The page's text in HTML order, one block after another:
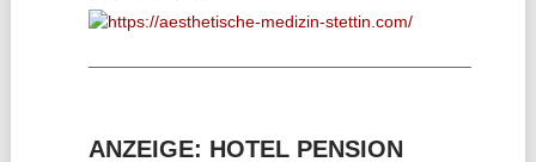
ANZEIGE: HOTEL PENSION